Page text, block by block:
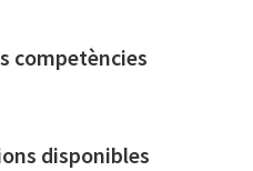
competències
disponibles